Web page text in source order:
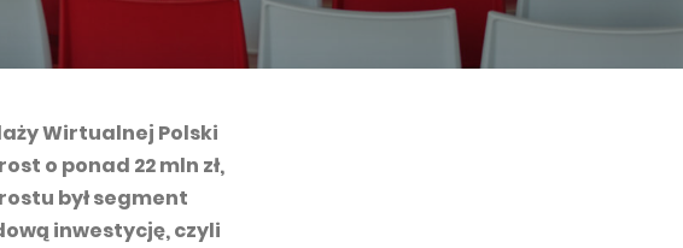
Wirtualnej Polski
o ponad 22 mln zł,
był segment
inwestycję, czyli